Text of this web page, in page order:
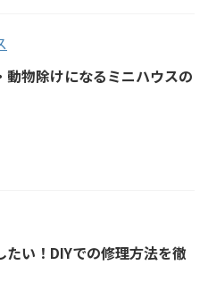
動物除けになるミニハウスの
たい！DIYでの修理方法を徹